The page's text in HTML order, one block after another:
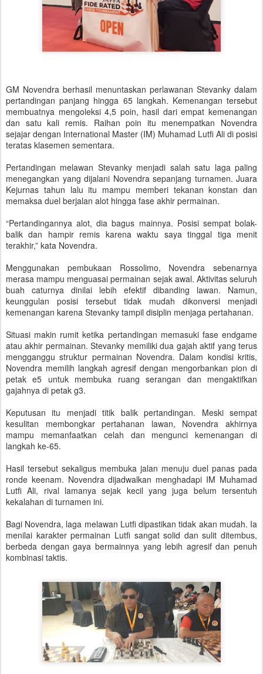
GM Novendra berhasil menuntaskan perlawanan Stevanky dalam
pertandingan panjang hingga 65 langkah. Kemenangan tersebut
membuatnya mengoleksi 4,5 poin, hasil dari empat kemenangan
dan satu kali remis. Raihan poin itu menempatkan Novendra
sejajar dengan International Master (IM) Muhamad Lutfi Ali di posisi
teratas klasemen sementara.
Pertandingan melawan Stevanky menjadi salah satu laga paling
menegangkan yang dijalani Novendra sepanjang turnamen. Juara
Kejurnas tahun lalu itu mampu memberi tekanan konstan dan
memaksa duel berjalan alot hingga fase akhir permainan.
“Pertandingannya alot, dia bagus mainnya. Posisi sempat bolak-
balik dan hampir remis karena waktu saya tinggal tiga menit
terakhir,” kata Novendra.
Menggunakan pembukaan Rossolimo, Novendra sebenarnya
merasa mampu menguasai permainan sejak awal. Aktivitas seluruh
buah caturnya dinilai lebih efektif dibanding lawan. Namun,
keunggulan posisi tersebut tidak mudah dikonversi menjadi
kemenangan karena Stevanky tampil disiplin menjaga pertahanan.
Situasi makin rumit ketika pertandingan memasuki fase endgame
atau akhir permainan. Stevanky memiliki dua gajah aktif yang terus
mengganggu struktur permainan Novendra. Dalam kondisi kritis,
Novendra memilih langkah agresif dengan mengorbankan pion di
petak e5 untuk membuka ruang serangan dan mengaktifkan
gajahnya di petak g3.
Keputusan itu menjadi titik balik pertandingan. Meski sempat
kesulitan membongkar pertahanan lawan, Novendra akhirnya
mampu memanfaatkan celah dan mengunci kemenangan di
langkah ke-65.
Hasil tersebut sekaligus membuka jalan menuju duel panas pada
ronde keenam. Novendra dijadwalkan menghadapi IM Muhamad
Lutfi Ali, rival lamanya sejak kecil yang juga belum tersentuh
kekalahan di turnamen ini.
Bagi Novendra, laga melawan Lutfi dipastikan tidak akan mudah. Ia
menilai karakter permainan Lutfi sangat solid dan sulit ditembus,
berbeda dengan gaya bermainnya yang lebih agresif dan penuh
kombinasi taktis.